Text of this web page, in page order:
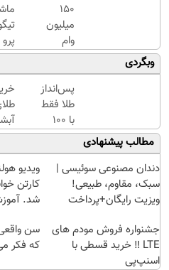
150
میلیون
وام
بگیر،
طلای
آب
شده و
زینتی
بخر
وبگردی
پس‌انداز
طلا فقط
با ۱۰۰
هزارتومان
(امن و
راحت)
۱۰۰هزارتومان
مطالب پیشنهادی
دندان مصنوعی سوئیسی |
سبک، مقاوم، طبیعی!
ویزیت رایگان+پرداخت
ویدیو
کارتن
شد.
جشنواره فروش مودم های
LTE ‼️ خرید قسطی با
اسنپ‌پی
سن
که فکر